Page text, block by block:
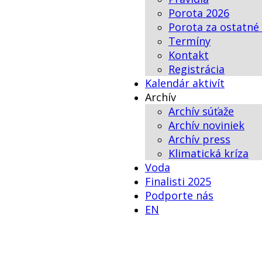
Porota 2026
Porota za
Termíny
Kontakt
Registrácia
Kalendár aktivít
Archív
Archív súťaže
Archív noviniek
Archív press
Klimatická kríza
Voda
Finalisti 2025
Podporte nás
EN